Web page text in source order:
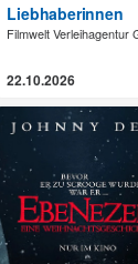
GmbH
Liebhaberinnen
Filmwelt Verleihagentur
22.10.2026